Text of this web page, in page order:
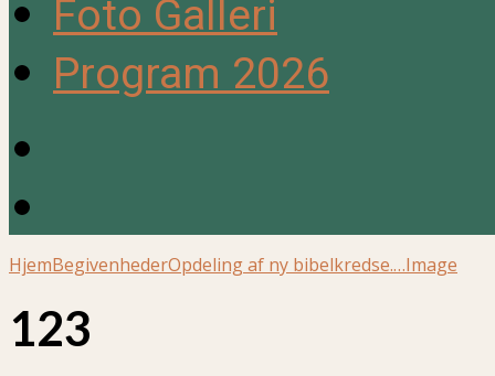
Foto Galleri
Program 2026
HjemBegivenhederOpdeling af ny bibelkredse.…Image
123